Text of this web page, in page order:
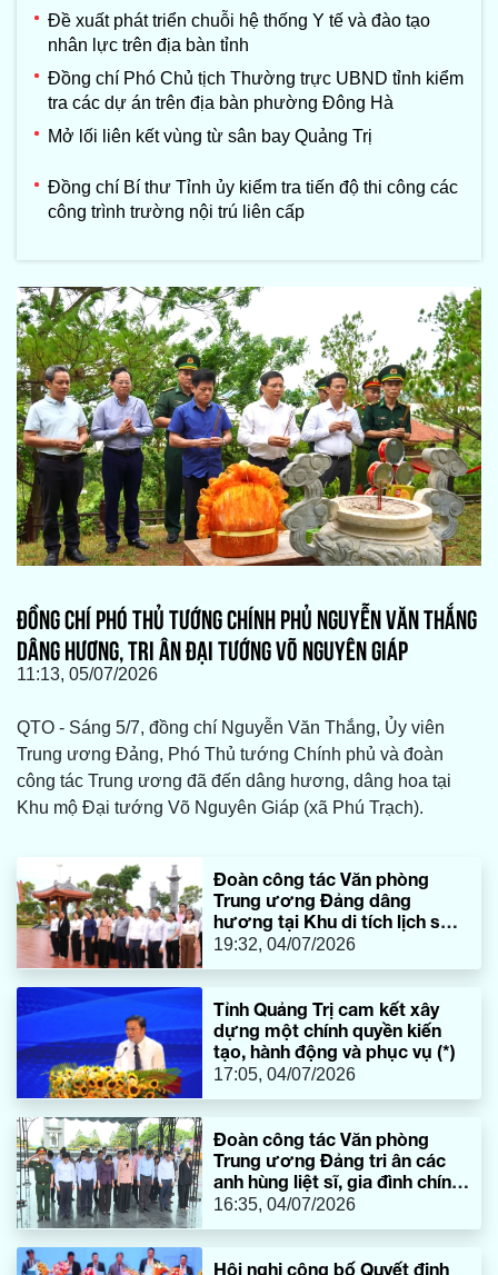
Đề xuất phát triển chuỗi hệ thống Y tế và đào tạo
nhân lực trên địa bàn tỉnh
Đồng chí Phó Chủ tịch Thường trực UBND tỉnh kiểm
tra các dự án trên địa bàn phường Đông Hà
Mở lối liên kết vùng từ sân bay Quảng Trị
Đồng chí Bí thư Tỉnh ủy kiểm tra tiến độ thi công các
công trình trường nội trú liên cấp
ĐỒNG CHÍ PHÓ THỦ TƯỚNG CHÍNH PHỦ NGUYỄN VĂN THẮNG
DÂNG HƯƠNG, TRI ÂN ĐẠI TƯỚNG VÕ NGUYÊN GIÁP
11:13, 05/07/2026
QTO - Sáng 5/7, đồng chí Nguyễn Văn Thắng, Ủy viên
Trung ương Đảng, Phó Thủ tướng Chính phủ và đoàn
công tác Trung ương đã đến dâng hương, dâng hoa tại
Khu mộ Đại tướng Võ Nguyên Giáp (xã Phú Trạch).
Đoàn công tác Văn phòng
Trung ương Đảng dâng
hương tại Khu di tích lịch sử
quốc gia đặc biệt Bến Phà
19:32, 04/07/2026
Tỉnh Quảng Trị cam kết xây
dựng một chính quyền kiến
tạo, hành động và phục vụ (*)
17:05, 04/07/2026
Đoàn công tác Văn phòng
Trung ương Đảng tri ân các
anh hùng liệt sĩ, gia đình chính
sách tại tỉnh Quảng Trị
16:35, 04/07/2026
Hội nghị công bố Quyết định